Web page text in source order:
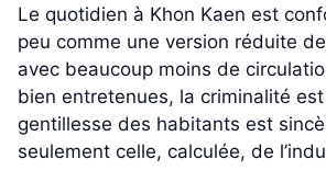
Le quotidien à Khon Kaen est
peu comme une version réduite
avec beaucoup moins de
bien entretenues, la criminalité
gentillesse des habitants est
seulement celle, calculée, de